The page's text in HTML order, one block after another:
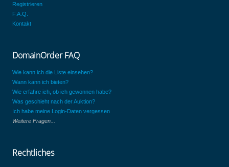
Registrieren
F.A.Q.
Kontakt
DomainOrder FAQ
Wie kann ich die Liste einsehen?
Wann kann ich bieten?
Wie erfahre ich, ob ich gewonnen habe?
Was geschieht nach der Auktion?
Ich habe meine Login-Daten vergessen
Weitere Fragen...
Rechtliches